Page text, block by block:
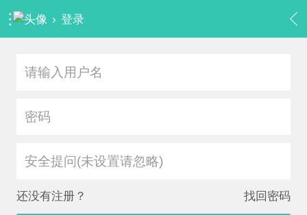
› 登录
安全提问(未设置请忽略)
还没有注册？ 找回密码